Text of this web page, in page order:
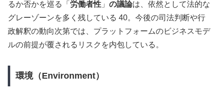
るか否かを巡る「 労働者性 」 の議論は、依然として法的な
グレーゾーンを多く残している 40。今後の司法判断や行
政解釈の動向次第では、プラットフォームのビジネスモデ
ルの前提が覆されるリスクを内包している。
環境（Environment）